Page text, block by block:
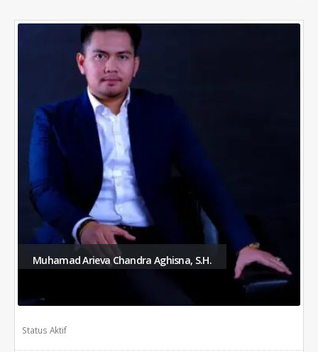
Muhamad Arieva Chandra Aghisna, S.H.
Status Aktif